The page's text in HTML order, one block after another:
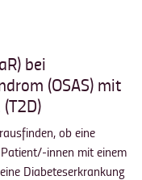
bei
(OSAS) mit
ob eine
innen mit einem
Diabeteserkrankung